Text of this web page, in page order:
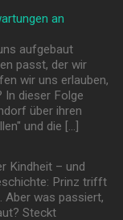
an
aufgebaut
passt, der wir
wir uns erlauben,
In dieser Folge
über ihren
und die […]
Kindheit – und
Prinz trifft
Aber was passiert,
Steckt